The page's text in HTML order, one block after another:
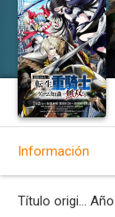
Información
Título original Año